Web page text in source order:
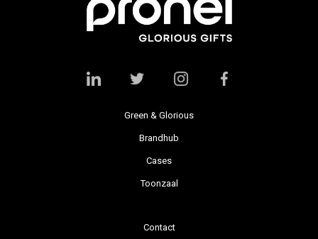
Green & Glorious
Brandhub
Cases
Toonzaal
Contact